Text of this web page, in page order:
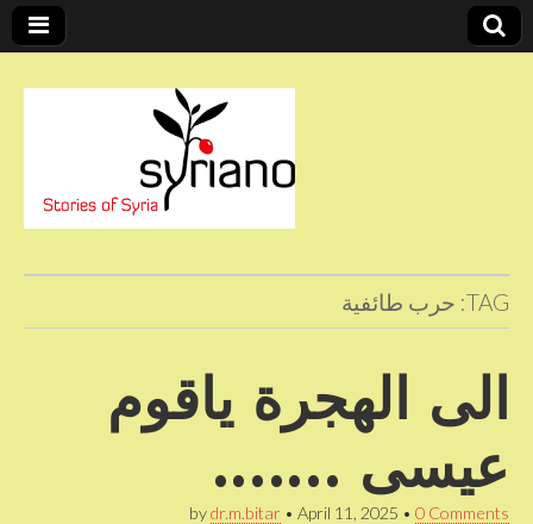
TAG: حرب طائفية
الى الهجرة ياقوم
عيسى …….
bydr.m.bitar • April 11, 2025 • 0 Comments